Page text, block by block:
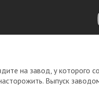
на завод, у которого
Выпуск